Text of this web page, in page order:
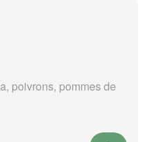
poivrons, pommes de